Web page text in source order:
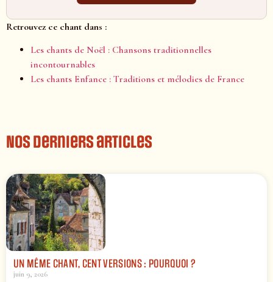
Retrouvez ce chant dans :
Les chants de Noël : Chansons traditionnelles
incontournables
Les chants Enfance : Traditions et mélodies de France
Nos derniers articles
UN MÊME CHANT, CENT VERSIONS : POURQUOI ?
juin 9, 2026